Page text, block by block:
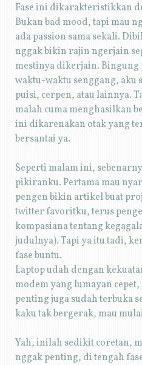
Fase ini dikarakteristikkan
Bukan bad mood, tapi mau
ada passion sama sekali.
nggak bikin rajin ngerjain
mestinya dikerjain. Bingung
waktu-waktu senggang, aku
puisi, cerpen, atau lainnya.
malah cuma menghasilkan
ini dikarenakan otak yang
bersantai ya.
Seperti malam ini,
pikiranku. Pertama mau
pengen bikin artikel buat
twitter favoritku, terus
kompasiana tentang
judulnya). Tapi ya itu tadi,
fase buntu.
Laptop udah dengan
modem yang lumayan
penting juga sudah terbuka
kaku tak bergerak, mau
Yah, inilah sedikit coretan,
nggak penting, di tengah